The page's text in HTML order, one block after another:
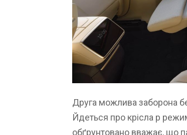
Друга можлива заборона
Йдеться про крісла p
обґрунтовано вважає, що